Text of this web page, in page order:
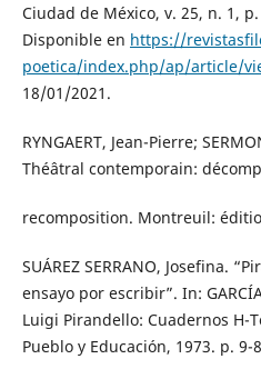
Ciudad de México, v. 25, n. 1,
Disponible en https://
poetica/index.php/ap/article/
18/01/2021.
RYNGAERT, Jean-Pierre;
Théâtral contemporain:
recomposition. Montreuil:
SUÁREZ SERRANO, Josefina.
ensayo por escribir”. In:
Luigi Pirandello: Cuadernos H-
Pueblo y Educación, 1973. p. 9-